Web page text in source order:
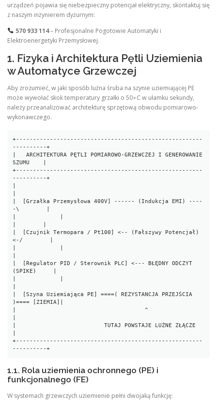
urządzeń pojawia się niebezpieczny potencjał elektryczny, skontaktuj się
z naszym inżynierem dyżurnym:
570 933 114– Profesjonalne Pogotowie Automatyki i
Elektroenergetyki Przemysłowej.
1. Fizyka i Architektura Pętli Uziemienia
w Automatyce Grzewczej
Aby zrozumieć, w jaki sposób luźna śruba na szynie uziemiającej PE
może wywołać skok temperatury grzałki o 50∘C w ułamku sekundy,
należy przeanalizować architekturę sprzętową obwodu pomiarowo-
wykonawczego.
+-------------------------------------------------------
----------+
|   ARCHITEKTURA PĘTLI POMIAROWO-GRZEWCZEJ I GENEROWANIE
SZUMU    |
+-------------------------------------------------------
----------+
|  [Grzałka Przemysłowa 400V] ------ (Indukcja EMI) ----
-\        |
|  [Czujnik Termopara / Pt100] <-- (Fałszywy Potencjał)
<-/        |
|  [Regulator PID / Sterownik PLC] <--- BŁĘDNY ODCZYT
(SPIKE)     |
|  [Szyna Uziemiająca PE] ====( REZYSTANCJA PRZEJŚCIA
)==== [ZIEMIA]|
|                                      ^
|                          TUTAJ POWSTAJE LUŹNE ZŁĄCZE
+-------------------------------------------------------
1.1. Rola uziemienia ochronnego (PE) i
funkcjonalnego (FE)
W systemach grzewczych uziemienie pełni dwojaką funkcję: